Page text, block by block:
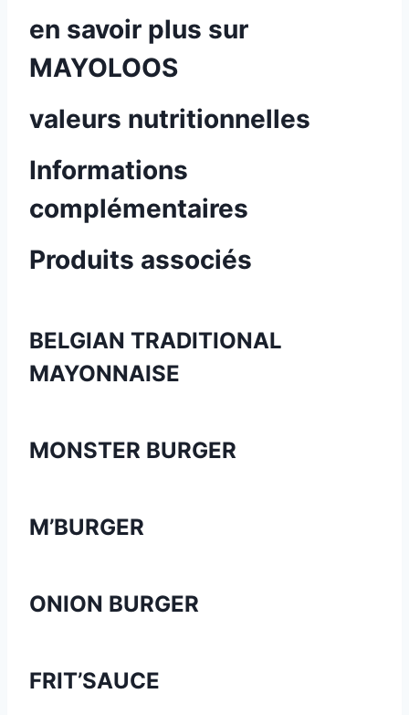
en savoir plus sur
MAYOLOOS
valeurs nutritionnelles
Informations
complémentaires
Produits associés
BELGIAN TRADITIONAL
MAYONNAISE
MONSTER BURGER
M’BURGER
ONION BURGER
FRIT’SAUCE